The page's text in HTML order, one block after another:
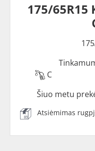
175/65R15
C
Šiuo metu
Atsiėmimas